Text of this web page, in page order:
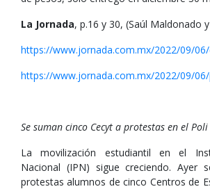
La Jornada, p.16 y 30, (Saúl Maldonado
https://www.jornada.com.mx/2022/09/
https://www.jornada.com.mx/2022/09/
Se suman cinco Cecyt a protestas en el Poli
La movilización estudiantil en el
Nacional (IPN) sigue creciendo. Ayer
protestas alumnos de cinco Centros de